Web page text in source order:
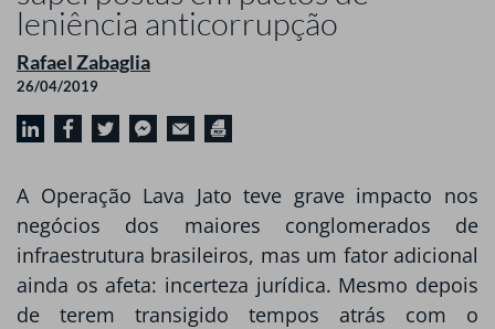
leniência anticorrupção
Rafael Zabaglia
26/04/2019
A Operação Lava Jato teve grave impacto nos
negócios dos maiores conglomerados de
infraestrutura brasileiros, mas um fator adicional
ainda os afeta: incerteza jurídica. Mesmo depois
de terem transigido tempos atrás com o